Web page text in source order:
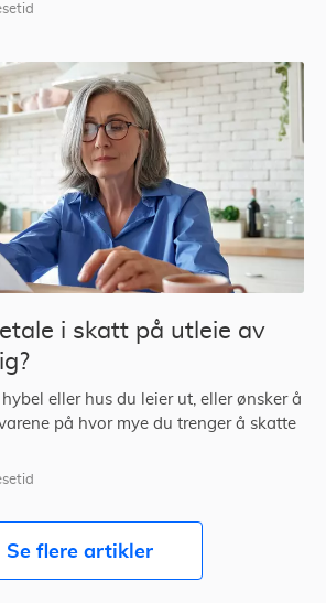
i skatt på utleie av
eller hus du leier ut, eller ønsker å
på hvor mye du trenger å skatte
Se flere artikler